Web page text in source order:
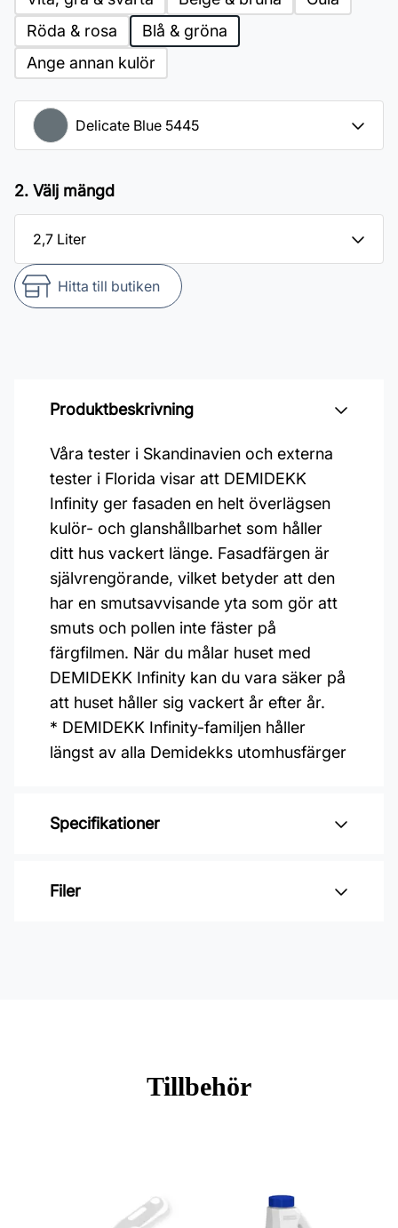
Röda & rosa
Blå & gröna
Ange annan kulör
2. Välj mängd
Hitta till butiken
Produktbeskrivning
Våra tester i Skandinavien och externa
tester i Florida visar att DEMIDEKK
Infinity ger fasaden en helt överlägsen
kulör- och glanshållbarhet som håller
ditt hus vackert länge. Fasadfärgen är
självrengörande, vilket betyder att den
har en smutsavvisande yta som gör att
smuts och pollen inte fäster på
färgfilmen. När du målar huset med
DEMIDEKK Infinity kan du vara säker på
att huset håller sig vackert år efter år.
* DEMIDEKK Infinity-familjen håller
längst av alla Demidekks utomhusfärger
Specifikationer
Varumärke: Jotun
Applicering: Spruta, pensel eller
Leverantörens artikelnummer:
Filer
Tillbehör